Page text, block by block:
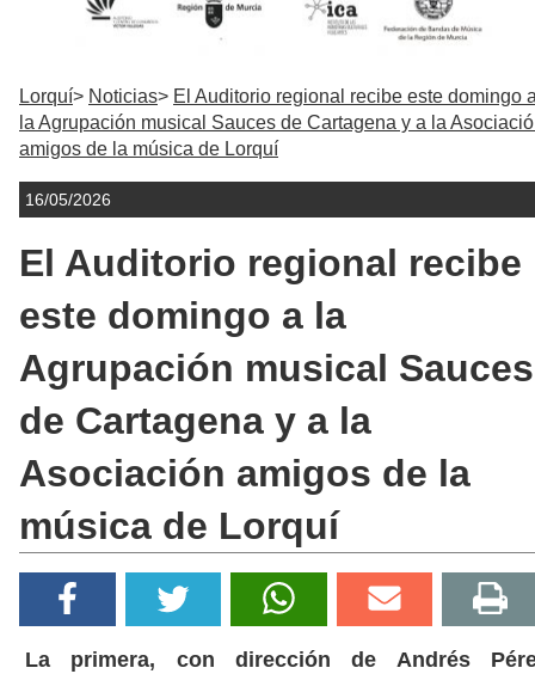
Lorquí Noticias
El Auditorio regional recibe este domingo
la Agrupación musical Sauces de Cartagena y a la
amigos de la música de Lorquí
16/05/2026
El Auditorio regional recibe
este domingo a la
Agrupación musical Sauces
de Cartagena y a la
Asociación amigos de la
música de Lorquí
La primera, con dirección de Andrés